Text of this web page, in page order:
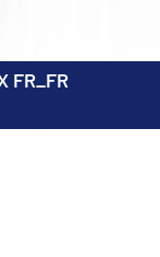
FR_FR